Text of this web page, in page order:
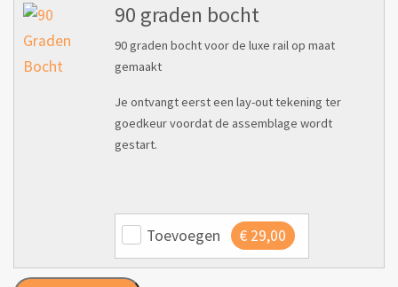
90 graden bocht
90 graden bocht voor de luxe rail op maat
gemaakt
Je ontvangt eerst een lay-out tekening ter
goedkeur voordat de assemblage wordt
gestart.
Toevoegen €29,00